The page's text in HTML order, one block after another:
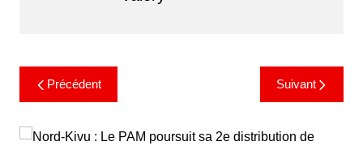
Précédent Suivant